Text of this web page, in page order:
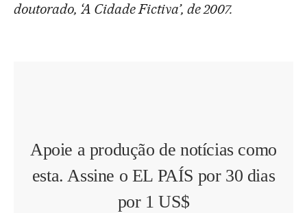
doutorado, ‘A Cidade Fictiva’, de 2007.
Apoie a produção de notícias como
esta. Assine o EL PAÍS por 30 dias
por 1 US$